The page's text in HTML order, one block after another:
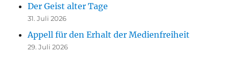
Der Geist alter Tage
31. Juli 2026
Appell für den Erhalt der Medienfreiheit
29. Juli 2026